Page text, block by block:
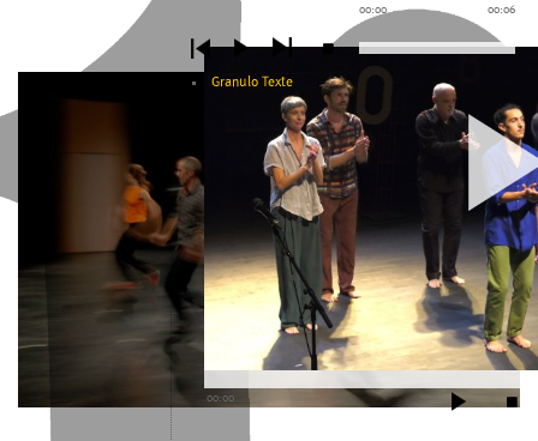
00:00 00:06
Granulo Texte
00:00